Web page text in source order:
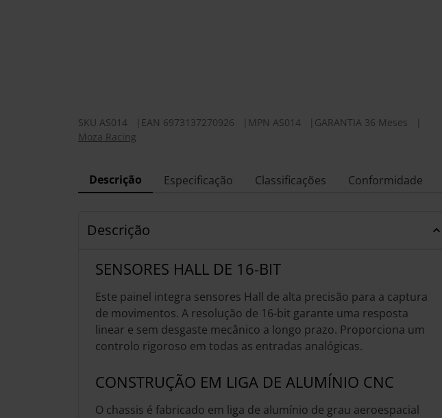
SKU AS014 EAN 6973137270926 MPN AS014 GARANTIA 36 Meses
Moza Racing
Descrição Especificação Classificações Conformidade
Descrição
SENSORES HALL DE 16-BIT
Este painel integra sensores Hall de alta precisão para a captura
de movimentos. A resolução de 16-bit garante uma resposta
linear e sem desgaste mecânico a longo prazo. Proporciona um
controlo rigoroso em todas as entradas analógicas.
CONSTRUÇÃO EM LIGA DE ALUMÍNIO CNC
O chassis é fabricado em liga de alumínio de grau aeroespacial